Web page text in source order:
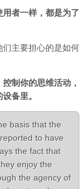
用者一样，都是为了
主要担心的是如何
制你的思维活动，
备里。
basis that the
to have
the fact that
enjoy the
the agency of